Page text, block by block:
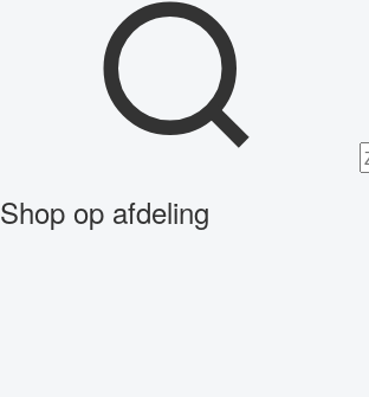
Shop op afdeling